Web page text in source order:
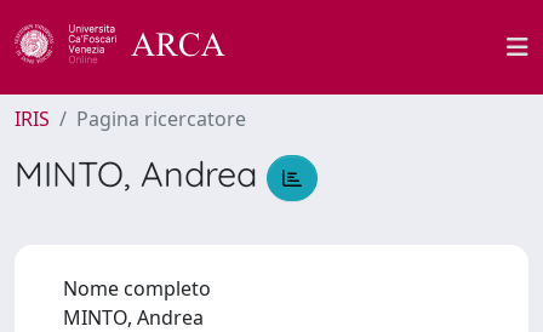
IRIS Pagina ricercatore
MINTO, Andrea
Nome completo
MINTO, Andrea